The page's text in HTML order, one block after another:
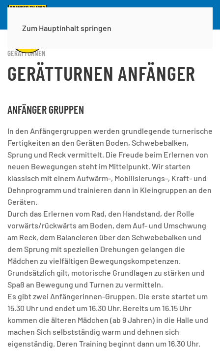
Zum Hauptinhalt springen
GERÄTTURNEN
GERÄTTURNEN ANFÄNGER
ANFÄNGER GRUPPEN
In den Anfängergruppen werden grundlegende turnerische
Fertigkeiten an den Geräten Boden, Schwebebalken,
Sprung und Reck vermittelt. Die Freude beim Erlernen von
neuen Bewegungen steht im Mittelpunkt. Wir starten
klassisch mit einem Aufwärm-, Mobilisierungs-, Kraft- und
Dehnprogramm und trainieren dann in Kleingruppen an den
Geräten.
Durch das Erlernen vom Rad, den Handstand, der Rolle
vorwärts/rückwärts am Boden, dem Auf- und Umschwung
am Reck, dem Balancieren über den Schwebebalken und
dem Sprung mit speziellen Drehungen gelangen die
Mädchen zu vielfältigen Bewegungskompetenzen.
Grundsätzlich gilt, motorische Grundlagen zu stärken und
Spaß an Bewegung und Turnen zu vermitteln.
Es gibt zwei Anfängerinnen-Gruppen. Die erste startet um
15.30 Uhr und endet um 16.30 Uhr. Bereits um 16.15 Uhr
kommen die älteren Mädchen (ab 9 Jahren) in die Halle und
machen Sich selbstständig warm und dehnen sich
eigenständig. Deren Training beginnt dann um 16.30 Uhr.